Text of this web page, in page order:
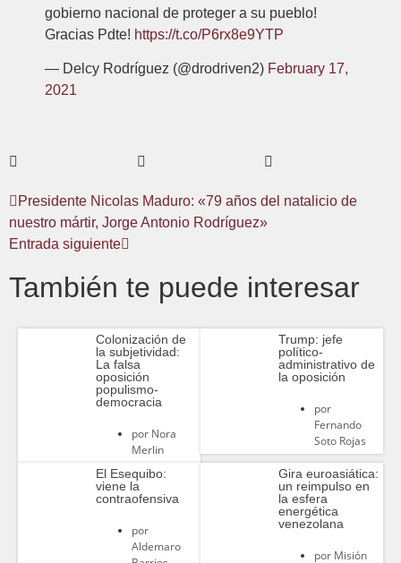
gobierno nacional de proteger a su pueblo!
Gracias Pdte! https://t.co/P6rx8e9YTP
— Delcy Rodríguez (@drodriven2) February 17,
2021
Presidente Nicolas Maduro: «79 años del natalicio de
nuestro mártir, Jorge Antonio Rodríguez»
Entrada siguiente
También te puede interesar
Colonización de
la subjetividad:
La falsa
oposición
populismo-
democracia
porNora
Merlin
Trump: jefe
político-
administrativo de
la oposición
por
Fernando
Soto Rojas
El Esequibo:
viene la
contraofensiva
por
Aldemaro
Gira euroasiática:
un reimpulso en
la esfera
energética
venezolana
porMisión